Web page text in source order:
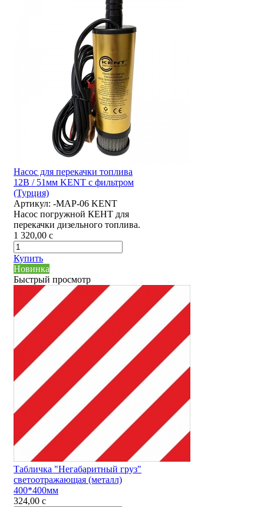
Насос для перекачки топлива
12В / 51мм KENT с фильтром
(Турция)
Артикул: -MAP-06 KENT
Насос погружной КЕНТ для
перекачки дизельного топлива.
1 320,00 c
Купить
Новинка
Быстрый просмотр
Табличка "Негабаритный груз"
светоотражающая (металл)
400*400мм
324,00 c